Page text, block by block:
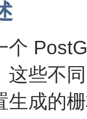
个
这些不
生成的